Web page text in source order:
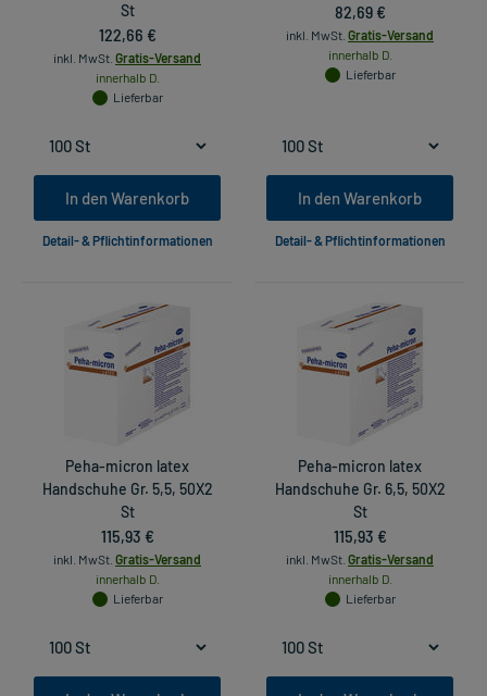
St
122,66 €
inkl. MwSt. Gratis-Versand
innerhalb D.
Lieferbar
In den Warenkorb
Detail- & Pflichtinformationen
82,69 €
inkl. MwSt. Gratis-Versand
innerhalb D.
Lieferbar
In den Warenkorb
Detail- & Pflichtinformationen
Peha-micron latex
Handschuhe Gr. 5,5, 50X2
St
115,93 €
inkl. MwSt. Gratis-Versand
innerhalb D.
Lieferbar
Peha-micron latex
Handschuhe Gr. 6,5, 50X2
St
115,93 €
inkl. MwSt. Gratis-Versand
innerhalb D.
Lieferbar